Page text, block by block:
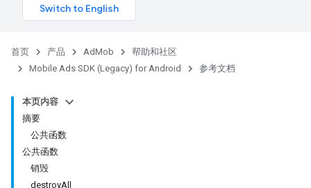
首页 产品 AdMob
帮助和社区
Mobile Ads SDK (Legacy) for Android
参考文档
本页内容
摘要
公共函数
公共函数
销毁
destroyAll